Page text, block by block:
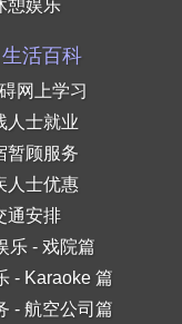
憩娱乐
生活百科
网上学习
人士就业
暂顾服务
人士优惠
通安排
乐 - 戏院篇
- Karaoke 篇
- 航空公司篇